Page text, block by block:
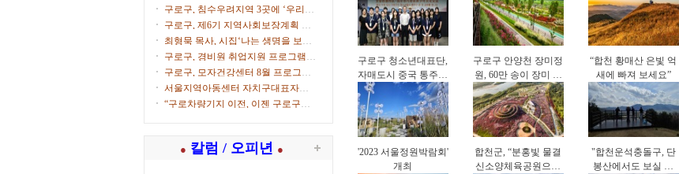
시서 문화교류
구로구, 침수우려지역 3곳에 ‘우리동
네 수방거점’ 운영
구로구, 제6기 지역사회보장계획 수
립 본격화
최형묵 목사, 시집‘나는 생명을 보았
다-기다림의 시간들-’출간
구로구, 경비원 취업지원 프로그램 3
기 참여자 모집
구로구, 모자건강센터 8월 프로그램
참여자 모집
서울지역아동센터 자치구대표자협
회 창립총회 개최
“구로차량기지 이전, 이젠 구로구가
● 칼럼 / 오피년 ●
구로구 청소년대표단,
자매도시 중국 통주구
방문…4박 5일 교류
활동
구로구 안양천 장미정
원, 60만 송이 장미 만
개 ‘절정’
“합천 황매산 은빛 억
새에 빠져 보세요”
'2023 서울정원박람회'
개최
합천군, “분홍빛 물결
신소양체육공원으로
"합천운석충돌구, 단
봉산에서도 보실 수